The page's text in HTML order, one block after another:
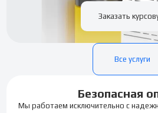
Заказать
Все услуги
Безопасная
Мы работаем исключительно с